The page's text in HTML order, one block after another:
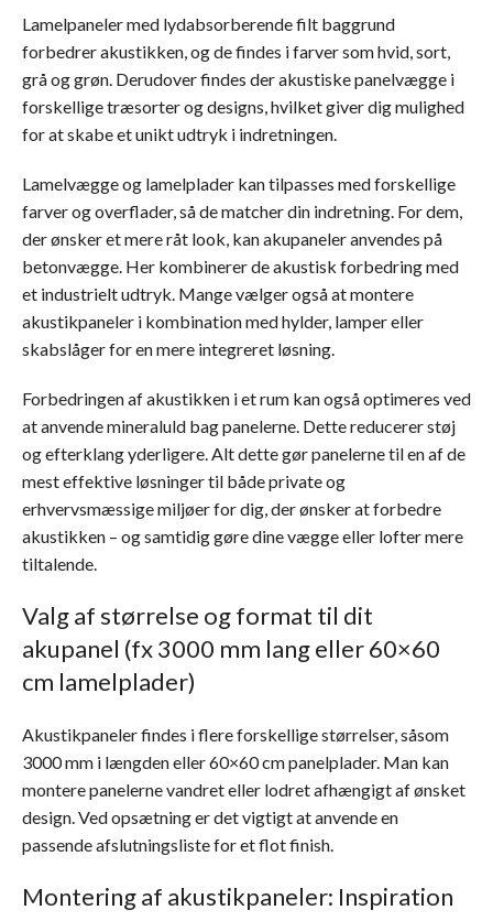
Lamelpaneler med lydabsorberende filt baggrund
forbedrer akustikken, og de findes i farver som hvid, sort,
grå og grøn. Derudover findes der akustiske panelvægge i
forskellige træsorter og designs, hvilket giver dig mulighed
for at skabe et unikt udtryk i indretningen.
Lamelvægge og lamelplader kan tilpasses med forskellige
farver og overflader, så de matcher din indretning. For dem,
der ønsker et mere råt look, kan akupaneler anvendes på
betonvægge. Her kombinerer de akustisk forbedring med
et industrielt udtryk. Mange vælger også at montere
akustikpaneler i kombination med hylder, lamper eller
skabslåger for en mere integreret løsning.
Forbedringen af akustikken i et rum kan også optimeres ved
at anvende mineraluld bag panelerne. Dette reducerer støj
og efterklang yderligere. Alt dette gør panelerne til en af de
mest effektive løsninger til både private og
erhvervsmæssige miljøer for dig, der ønsker at forbedre
akustikken – og samtidig gøre dine vægge eller lofter mere
tiltalende.
Valg af størrelse og format til dit
akupanel (fx 3000 mm lang eller 60×60
cm lamelplader)
Akustikpaneler findes i flere forskellige størrelser, såsom
3000 mm i længden eller 60×60 cm panelplader. Man kan
montere panelerne vandret eller lodret afhængigt af ønsket
design. Ved opsætning er det vigtigt at anvende en
passende afslutningsliste for et flot finish.
Montering af akustikpaneler: Inspiration